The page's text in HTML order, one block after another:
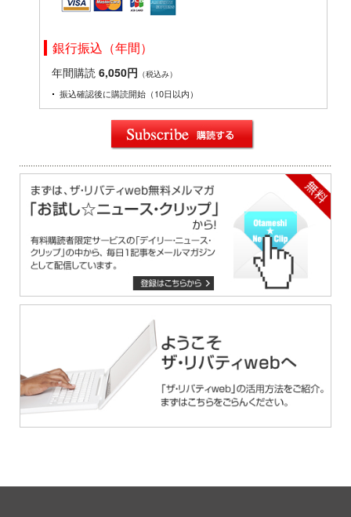
銀行振込（年間）
年間購読 6,050円 （税込み）
振込確認後に購読開始（10日以内）